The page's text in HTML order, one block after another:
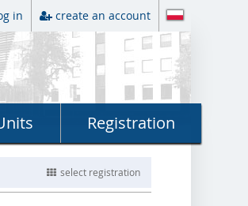
in create an account
Registration
select registration